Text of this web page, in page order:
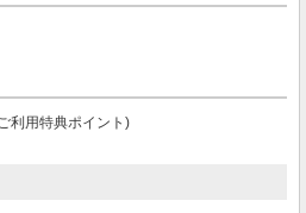
利用特典ポイント)